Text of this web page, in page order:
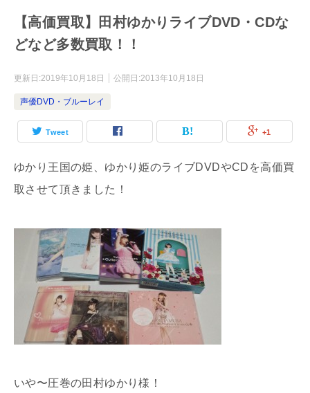
【高価買取】田村ゆかりライブDVD・CDな
どなど多数買取！！
更新日:2019年10月18日 公開日:2013年10月18日
声優DVD・ブルーレイ
Tweet +1
ゆかり王国の姫、ゆかり姫のライブDVDやCDを高価買
取させて頂きました！
いや〜圧巻の田村ゆかり様！